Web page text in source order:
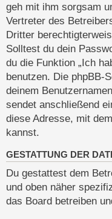
geh mit ihm sorgsam
Vertreter des
Dritter
Solltest du dein
du die Funktion „Ich
benutzen. Die phpBB-
deinem
sendet anschließend
diese Adresse, mit
kannst.
GESTATTUNG DER
Du gestattest dem
und oben näher
das Board betreiben